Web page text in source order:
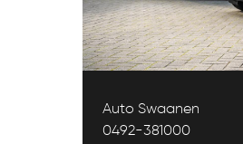
Auto Swaanen
0492-381000